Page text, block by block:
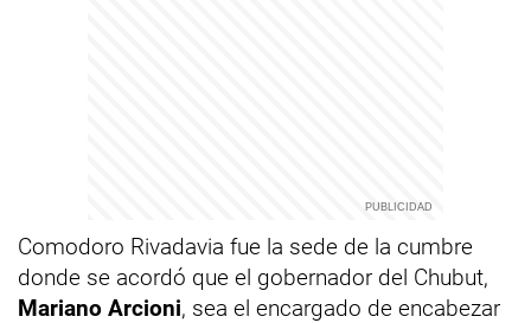
Comodoro Rivadavia fue la sede de la cumbre
donde se acordó que el gobernador del Chubut,
Mariano Arcioni, sea el encargado de encabezar